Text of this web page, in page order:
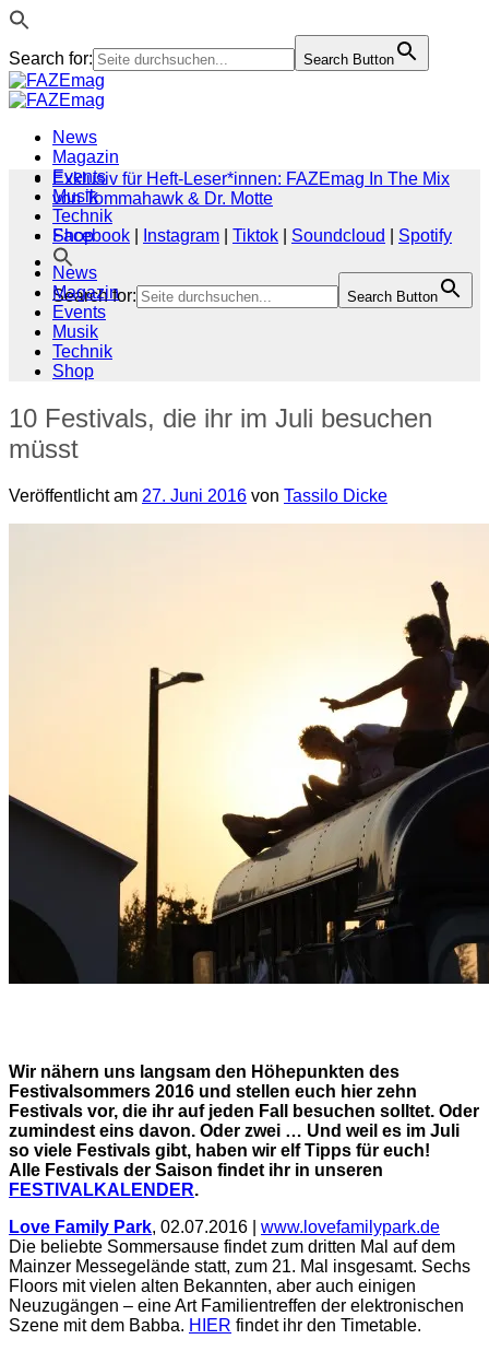
Search for: Search Button
Zum
Inhalt
News
Magazin
Events
Musik
Technik
Shop
Search for: Search Button
Exklusiv für Heft-Leser*innen: FAZEmag In The Mix
von Tommahawk & Dr. Motte
Facebook
Instagram Tiktok Soundcloud
Spotify
News
Magazin
Events
Musik
Technik
Shop
10 Festivals, die ihr im Juli besuchen
müsst
Veröffentlicht am 27. Juni 2016 von Tassilo Dicke
Wir nähern uns langsam den Höhepunkten des
Festivalsommers 2016 und stellen euch hier zehn
Festivals vor, die ihr auf jeden Fall besuchen solltet. Oder
zumindest eins davon. Oder zwei … Und weil es im Juli
so viele Festivals gibt, haben wir elf Tipps für euch!
Alle Festivals der Saison findet ihr in unseren
FESTIVALKALENDER.
Love Family Park, 02.07.2016 | www.lovefamilypark.de
Die beliebte Sommersause findet zum dritten Mal auf dem
Mainzer Messegelände statt, zum 21. Mal insgesamt. Sechs
Floors mit vielen alten Bekannten, aber auch einigen
Neuzugängen – eine Art Familientreffen der elektronischen
Szene mit dem Babba. HIER findet ihr den Timetable.